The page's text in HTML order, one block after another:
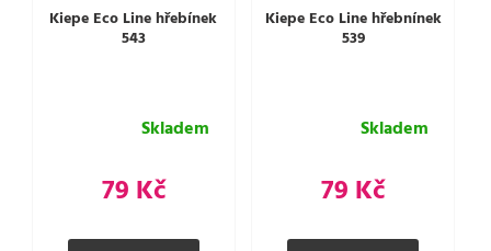
Kiepe Eco Line hřebínek
543
Skladem
79 Kč
Kiepe Eco Line hřebnínek
539
Skladem
79 Kč